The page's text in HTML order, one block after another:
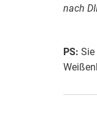
nach
PS: